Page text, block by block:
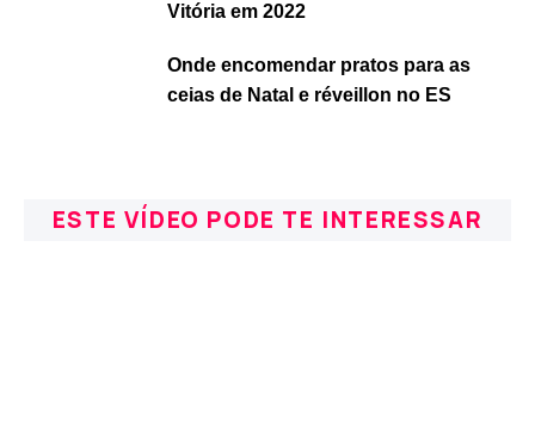
Vitória em 2022
Onde encomendar pratos para as
ceias de Natal e réveillon no ES
ESTE VÍDEO PODE TE INTERESSAR